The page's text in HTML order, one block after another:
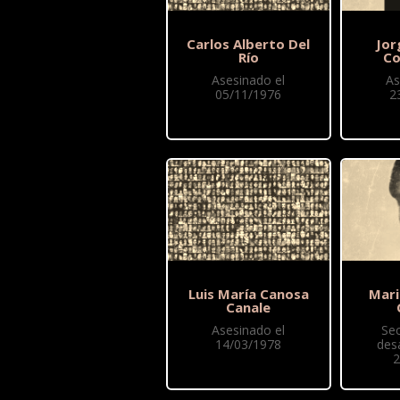
Carlos Alberto Del
Río
Asesinado el
05/11/1976
Luis María Canosa
Canale
Asesinado el
14/03/1978